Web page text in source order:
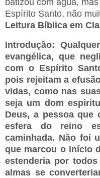
batizou com água,
Espírito Santo, não
Leitura Bíblica em
Introdução:
evangélica, que
com o Espírito
pois rejeitam a
vidas, como nas
seja um dom
Deus, a pessoa que
esfera do reino
caminhada. Não foi
que marcou o início
estenderia por
almas se